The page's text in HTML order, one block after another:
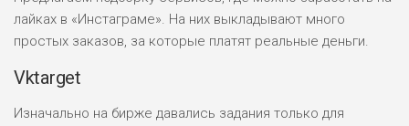
лайках в «Инстаграме». На них выкладывают много
простых заказов, за которые платят реальные деньги.
Vktarget
Изначально на бирже давались задания только для